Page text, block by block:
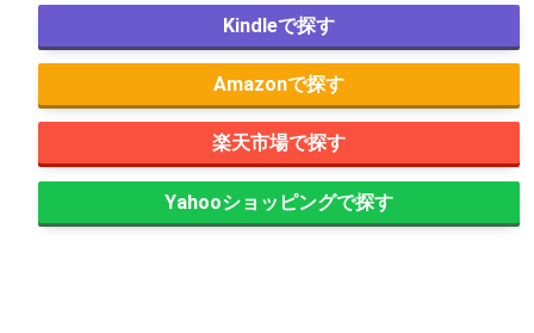
Kindle
Amazon
楽天市場
Yahooショッピング